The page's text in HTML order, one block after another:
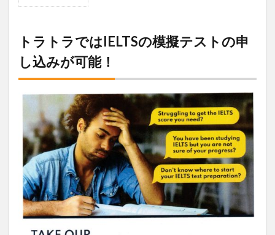
では
IELTS
の模
擬テ
スト
みが
可
能！
2
IELTS（ア
イエル
ツ）で何
ができる
の？
2.1
トラトラではIELTSの模擬テストの申
し込みが可能！